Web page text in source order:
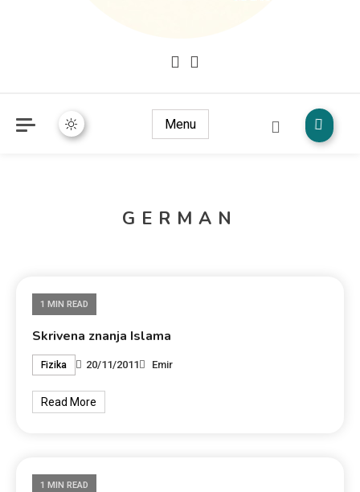
Menu
GERMAN
1 MIN READ
Skrivena znanja Islama
Fizika 20/11/2011 Emir
Read More
1 MIN READ